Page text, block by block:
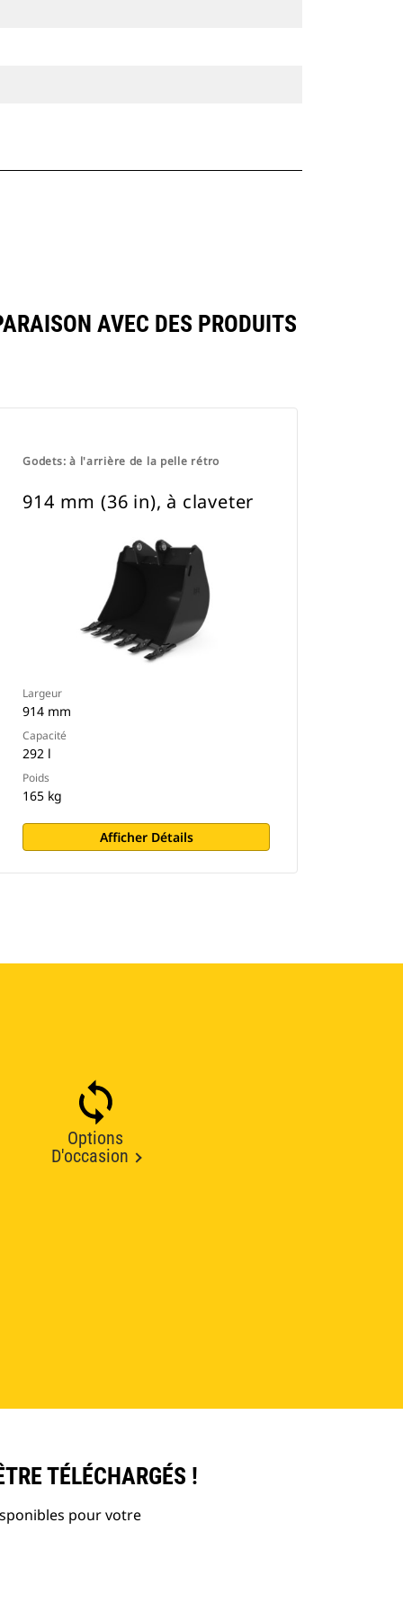
AVEC DES PRODUITS
Godets: à l'arrière de la pelle rétro
914 mm (36 in), à claveter
Largeur
914 mm
Capacité
292 l
Poids
165 kg
Afficher Détails
Options
D'occasion
TÉLÉCHARGÉS !
pour votre